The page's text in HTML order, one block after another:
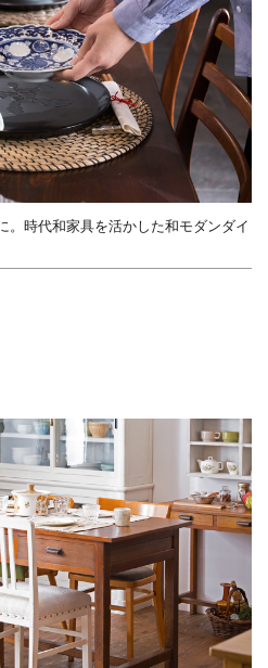
その他
閉じる
和室
アトリエ
閉じる
ダイニングテーブル
ローボード
食器棚
和箪笥
カウンター
本棚
。時代和家具を活かした和モダンダイ